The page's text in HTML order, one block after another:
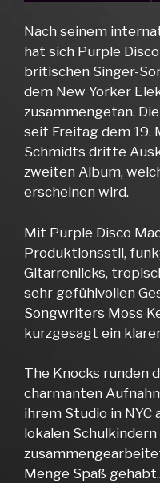
Nach seinem
hat sich Purple
britischen Singer-
dem New Yorker
zusammengetan. Die
seit Freitag dem 19.
Schmidts dritte
zweiten Album,
erscheinen wird.
Mit Purple Disco
Produktionsstil,
Gitarrenlicks,
sehr gefühlvollen
Songwriters Moss
kurzgesagt ein
The Knocks runden
charmanten
ihrem Studio in NYC
lokalen
Menge Spaß